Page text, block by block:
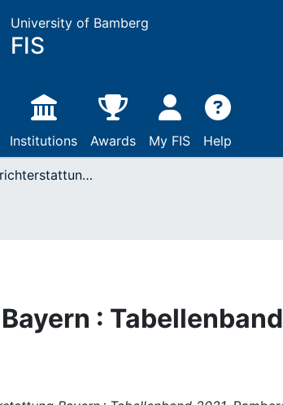
University of Bamberg
FIS
Institutions Awards My FIS Help
Familienberichterstattung Bayern : Tabellenband 2021
: Tabellenband